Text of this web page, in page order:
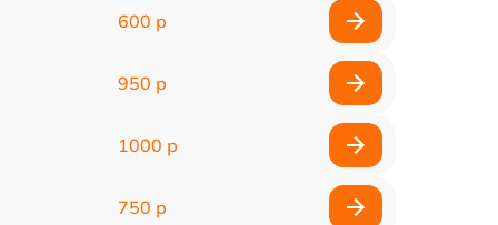
600 р
950 р
1000 р
750 р